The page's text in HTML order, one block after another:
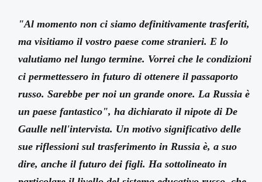
"Al momento non ci siamo definitivamente trasferiti,
ma visitiamo il vostro paese come stranieri. E lo
valutiamo nel lungo termine. Vorrei che le condizioni
ci permettessero in futuro di ottenere il passaporto
russo. Sarebbe per noi un grande onore. La Russia è
un paese fantastico", ha dichiarato il nipote di De
Gaulle nell'intervista. Un motivo significativo delle
sue riflessioni sul trasferimento in Russia è, a suo
dire, anche il futuro dei figli. Ha sottolineato in